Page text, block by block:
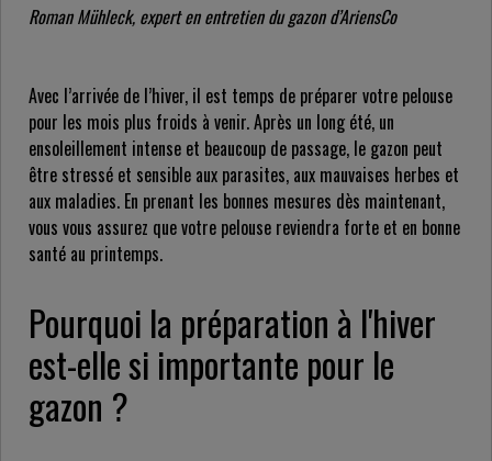
Roman Mühleck, expert en entretien du gazon d’AriensCo
Avec l’arrivée de l’hiver, il est temps de préparer votre pelouse
pour les mois plus froids à venir. Après un long été, un
ensoleillement intense et beaucoup de passage, le gazon peut
être stressé et sensible aux parasites, aux mauvaises herbes et
aux maladies. En prenant les bonnes mesures dès maintenant,
vous vous assurez que votre pelouse reviendra forte et en bonne
santé au printemps.
Pourquoi la préparation à l'hiver
est-elle si importante pour le
gazon ?